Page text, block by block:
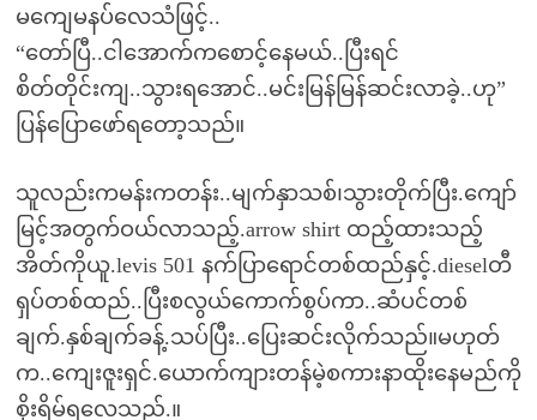
မကျေမနပ်လေသံဖြင့်..
“တော်ပြီ..ငါအောက်ကစောင့်နေမယ်..ပြီးရင်
စိတ်တိုင်းကျ..သွားရအောင်..မင်းမြန်မြန်ဆင်းလာခဲ့..ဟု”
ပြန်ပြောဖော်ရတော့သည်။
သူလည်းကမန်းကတန်း..မျက်နှာသစ်၊သွားတိုက်ပြီး.ကျော်
မြင့်အတွက်ဝယ်လာသည့်.arrow shirt ထည့်ထားသည့်
အိတ်ကိုယူ.levis 501 နက်ပြာရောင်တစ်ထည်နှင့်.dieselတီ
ရှပ်တစ်ထည်..ပြီးစလွယ်ကောက်စွပ်ကာ..ဆံပင်တစ်
ချက်.နှစ်ချက်ခန့်.သပ်ပြီး..ပြေးဆင်းလိုက်သည်။မဟုတ်
က..ကျေးဇူးရှင်.ယောက်ကျားတန်မဲ့စကားနာထိုးနေမည်ကို
စိုးရိမ်ရလေသည်.။